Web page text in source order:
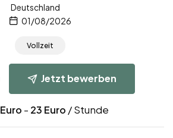
Deutschland
01/08/2026
Vollzeit
Jetzt bewerben
Euro - 23 Euro / Stunde